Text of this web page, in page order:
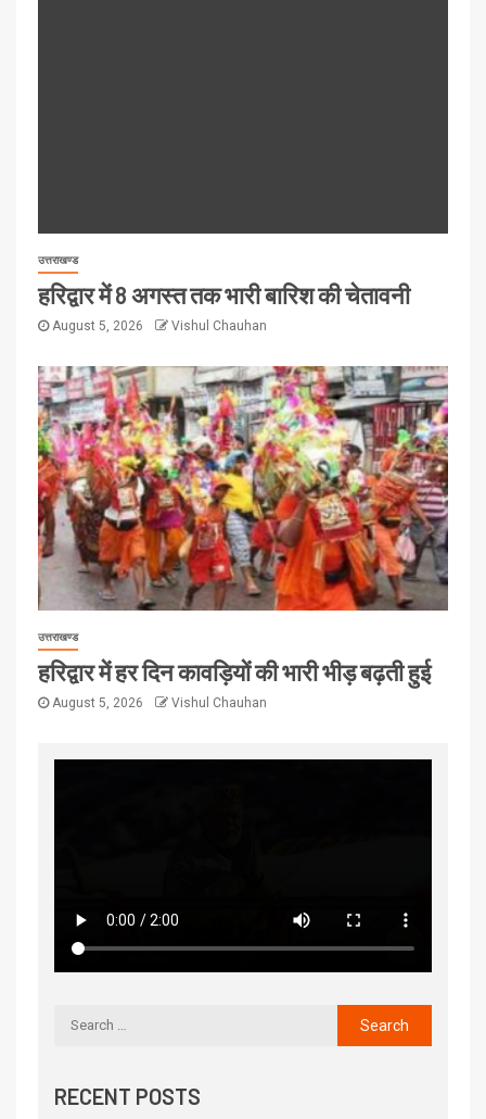
उत्तराखण्ड
हरिद्वार में 8 अगस्त तक भारी बारिश की चेतावनी
August 5, 2026 Vishul Chauhan
उत्तराखण्ड
हरिद्वार में हर दिन कावड़ियों की भारी भीड़ बढ़ती हुई
August 5, 2026 Vishul Chauhan
RECENT POSTS